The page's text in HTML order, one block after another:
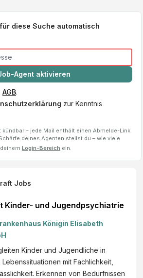
diese Suche automatisch
Agent aktivieren
AGB.
zur Kenntnis
– jede Mail enthält einen Abmelde-Link.
deines Agenten stellst du – wie viele
Login-Bereich ein.
Jobs
Kinder- und Jugendpsychiatrie
Königin Elisabeth
Kinder und Jugendliche in
mit Fachlichkeit,
Erkennen von Bedürfnissen